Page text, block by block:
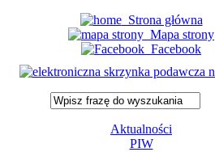
Strona główna
Mapa strony
Facebook
Aktualności
PIW